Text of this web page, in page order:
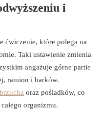
i
ćwiczenie, które polega na
Taki ustawienie zmienia
angażuje górne partie
ramion i barków.
oraz pośladków, co
organizmu.